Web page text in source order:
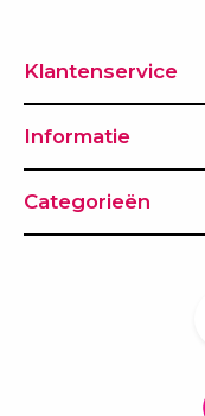
Klantenservice
Informatie
Categorieën